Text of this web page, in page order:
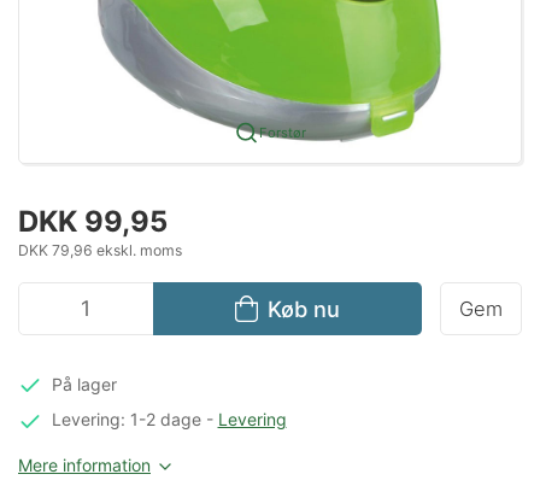
Forstør
DKK 99,95
DKK 79,96 ekskl. moms
Køb nu Gem
På lager
Levering: 1-2 dage- Levering
Mere information